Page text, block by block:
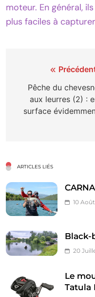
moteur. En général,
plus faciles à
Navigation
de
l’article
Pêche du
aux leurres (2) :
surface
ARTICLES LIÉS
10
Black-
20
Le
Tatula